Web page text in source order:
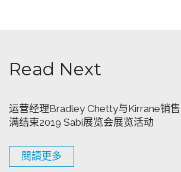
Read Next
运营经理Bradley Chetty与Kirrane销
满结束2019 Sabi展览会展览活动
閱讀更多